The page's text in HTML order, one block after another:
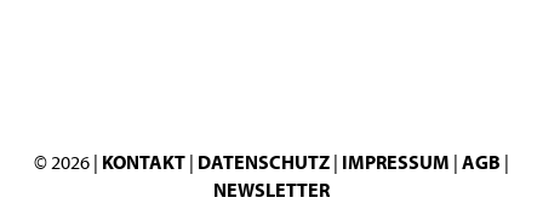
© 2026 | KONTAKT | DATENSCHUTZ | IMPRESSUM | AGB |
NEWSLETTER